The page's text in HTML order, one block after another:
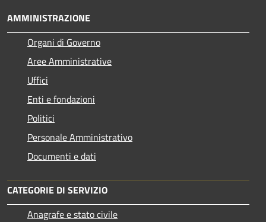
AMMINISTRAZIONE
Organi di Governo
Aree Amministrative
Uffici
Enti e fondazioni
Politici
Personale Amministrativo
Documenti e dati
CATEGORIE DI SERVIZIO
Anagrafe e stato civile